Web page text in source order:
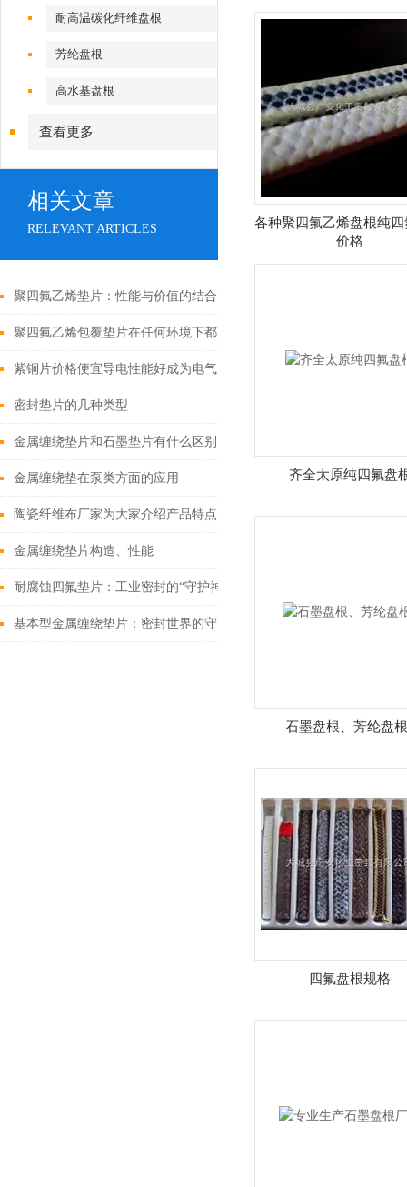
耐高温碳化纤维盘根
芳纶盘根
高水基盘根
查看更多
相关文章
RELEVANT ARTICLES
聚四氟乙烯垫片：性能与价值的结合
密封垫片的几种类型
金属缠绕垫片和石墨垫片有什么区别？
金属缠绕垫在泵类方面的应用
金属缠绕垫片构造、性能
耐腐蚀四氟垫片：工业密封的“守护神”
各种聚四氟乙烯盘根纯
价格
齐全太原纯四氟盘
石墨盘根、芳纶盘
四氟盘根规格